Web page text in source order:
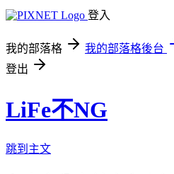
登入
我的部落格 我的部落格後台
登出
LiFe不NG
跳到主文